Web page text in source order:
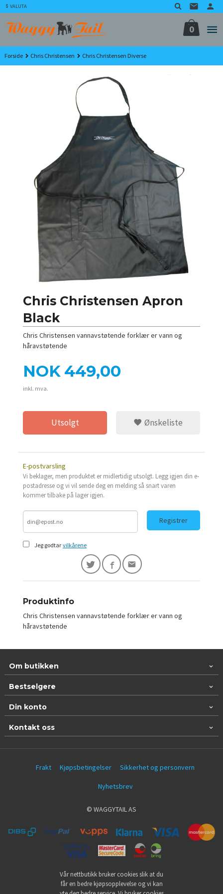
Gå
til
innholdet
VALUTA
0
Forside Chris Christensen Chris Christensen Diverse
Chris Christensen Apron
Black
Chris Christensen vannavstøtende forklær er vann og
håravstøtende
Pris
NOK 449,00
inkl. mva.
Utsolgt Ønskeliste
E-postvarsling
Vi beklager, men produktet er midlertidig utsolgt. Legg igjen din e-
postadresse og vi vil sende deg en melding så snart varen
kommer tilbake på lager igjen.
Jeg godtar vilkårene
Registrer
Produktinfo
Chris Christensen vannavstøtende forklær er vann og
håravstøtende
Om butikken
Bestselgere
Din konto
Kontakt oss
Frakt Kjøpsbetingelser Sikkerhet og personvern
Nyhetsbrev
© WAGGYTAIL AS
Vår nettbutikk bruker cookies slik at du
får en bedre kjøpsopplevelse og vi kan